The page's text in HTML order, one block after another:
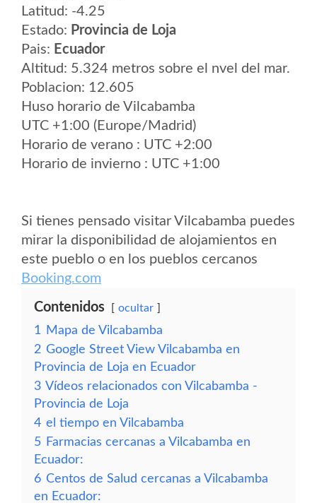
Latitud: -4.25
Estado: Provincia de Loja
Pais: Ecuador
Altitud: 5.324 metros sobre el nvel del mar.
Poblacion: 12.605
Huso horario de Vilcabamba
UTC +1:00 (Europe/Madrid)
Horario de verano : UTC +2:00
Horario de invierno : UTC +1:00
Si tienes pensado visitar Vilcabamba puedes
mirar la disponibilidad de alojamientos en
este pueblo o en los pueblos cercanos
Booking.com
Contenidos ocultar
1
Mapa de Vilcabamba
2 Google Street View Vilcabamba en
Provincia de Loja en Ecuador
3 Vídeos relacionados con Vilcabamba -
Provincia de Loja
4 el tiempo en Vilcabamba
5 Farmacias cercanas a Vilcabamba en
Ecuador:
6 Centos de Salud cercanas a Vilcabamba
en Ecuador: